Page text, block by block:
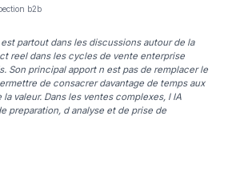
b2b
partout dans les discussions autour de la
reel dans les cycles de vente enterprise
Son principal apport n est pas de remplacer le
de consacrer davantage de temps aux
valeur. Dans les ventes complexes, l IA
preparation, d analyse et de prise de